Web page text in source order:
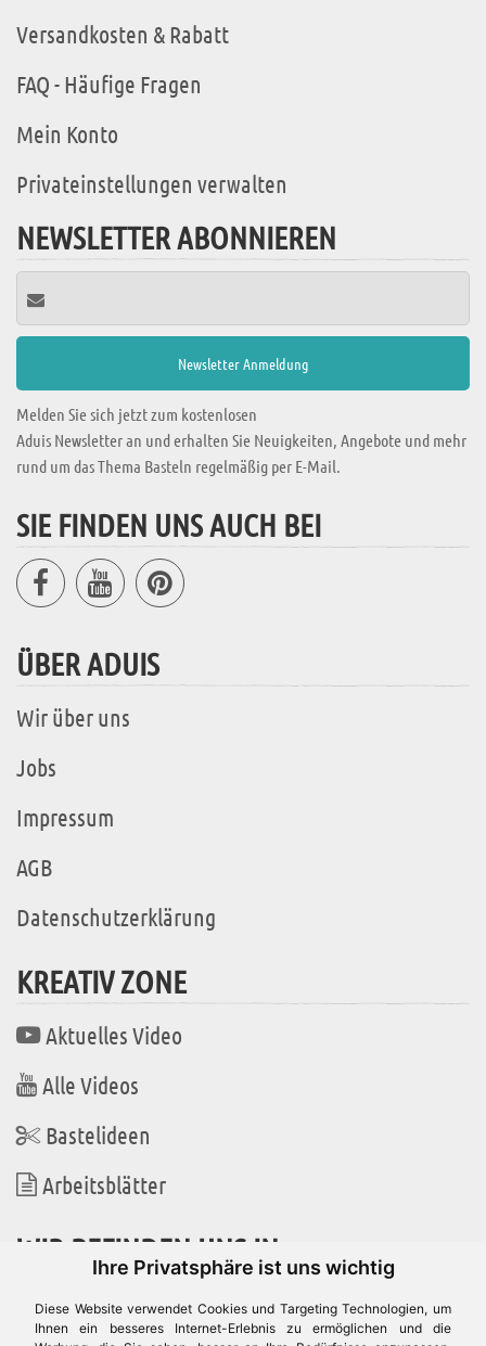
Ihre Privatsphäre ist uns wichtig
Diese Website verwendet Cookies und Targeting Technologien, um
Ihnen ein besseres Internet-Erlebnis zu ermöglichen und die
Versandkosten & Rabatt
FAQ - Häufige Fragen
Mein Konto
Privateinstellungen verwalten
NEWSLETTER ABONNIEREN
Melden Sie sich jetzt zum kostenlosen
Aduis Newsletter an und erhalten Sie Neuigkeiten, Angebote und mehr
rund um das Thema Basteln regelmäßig per E-Mail.
SIE FINDEN UNS AUCH BEI
ÜBER ADUIS
Wir über uns
Jobs
Impressum
AGB
Datenschutzerklärung
KREATIV ZONE
Aktuelles Video
Alle Videos
Bastelideen
Arbeitsblätter
WIR BEFINDEN UNS IN